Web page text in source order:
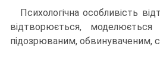
Психологічна особливість
відтворюється,
підозрюваним, обвинуваченим,